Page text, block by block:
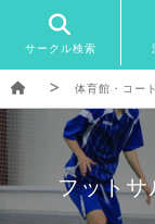
サークル検索
体育館・コー
フットサ